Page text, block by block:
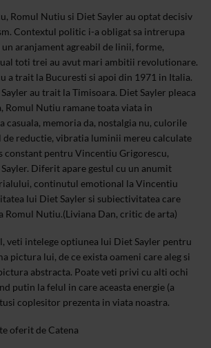
Romul Nutiu si Diet Sayler au optat decisiv
Contextul politic i-a obligat sa intrerupa
aranjament agreabil de linii, forme,
toti trei au avut mari ambitii revolutionare.
a trait la Bucuresti si apoi din 1971 in Italia.
au trait la Timisoara. Diet Sayler pleaca
Romul Nutiu ramane toata viata in
casuala, memoria da, nostalgia nu, culorile
de reductie, vibratia luminii mereu calculate
constant pentru Vincentiu Grigorescu,
Diferit apare gestul cu un anumit
continutul emotional la Vincentiu
lui Diet Sayler si subiectivitatea care
Romul Nutiu.(Liviana Dan, critic de arta)
veti intelege optiunea lui Diet Sayler pentru
pictura lui, de ce exista oameni care aleg si
abstracta. Poate veti privi cu alti ochi
putin la felul in care aceasta energie (a
coplesitor prezenta in viata noastra.
oferit de Catena